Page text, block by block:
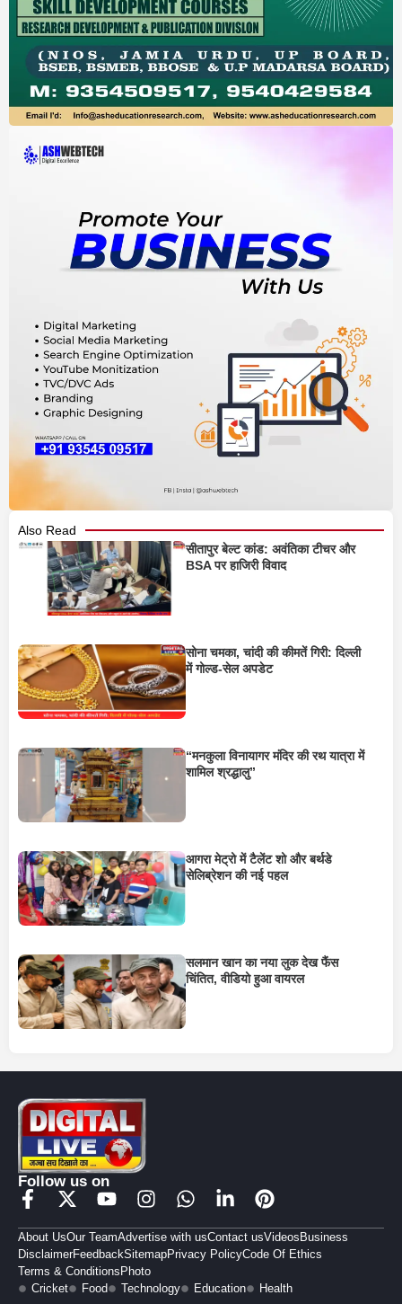
Also Read
सीतापुर बेल्ट कांड: अवंतिका टीचर और
BSA पर हाजिरी विवाद
सोना चमका, चांदी की कीमतें गिरी: दिल्ली
में गोल्ड-सेल अपडेट
“मनकुला विनायागर मंदिर की रथ यात्रा में
शामिल श्रद्धालु”
आगरा मेट्रो में टैलेंट शो और बर्थडे
सेलिब्रेशन की नई पहल
सलमान खान का नया लुक देख फैंस
चिंतित, वीडियो हुआ वायरल
Follow us on
About UsOur TeamAdvertise with usContact usVideos Business
DisclaimerFeedbackSitemapPrivacy PolicyCode Of Ethics
Terms & Conditions Photo
Cricket
Food Technology Education Health